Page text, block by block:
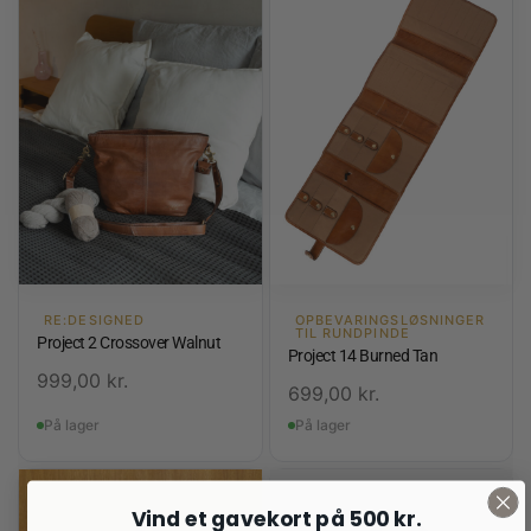
RE:DESIGNED
Project 2 Crossover Walnut
999,00 kr.
På lager
OPBEVARINGSLØSNINGER
TIL RUNDPINDE
Project 14 Burned Tan
699,00 kr.
På lager
Vind et gavekort på 500 kr.